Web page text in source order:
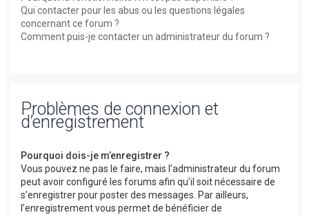
Qui contacter pour les abus ou les questions légales
concernant ce forum ?
Comment puis-je contacter un administrateur du forum ?
Problèmes de connexion et
d’enregistrement
Pourquoi dois-je m’enregistrer ?
Vous pouvez ne pas le faire, mais l’administrateur du forum
peut avoir configuré les forums afin qu’il soit nécessaire de
s’enregistrer pour poster des messages. Par ailleurs,
l’enregistrement vous permet de bénéficier de